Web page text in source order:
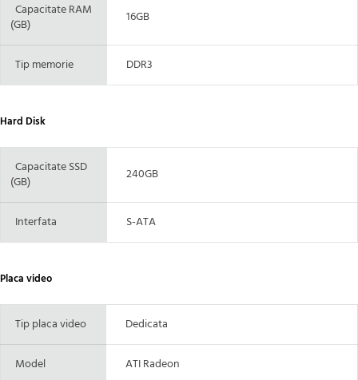
Capacitate RAM
(GB)
16GB
Tip memorie DDR3
Hard Disk
Capacitate SSD
(GB)
240GB
Interfata S-ATA
Placa video
Tip placa video Dedicata
Model ATI Radeon